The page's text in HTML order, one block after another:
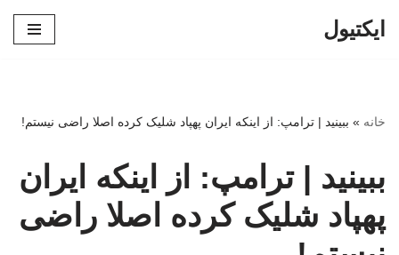
ایکتیول
خانه » ببینید | ترامپ: از اینکه ایران پهپاد شلیک کرده اصلا راضی نیستم!
ببینید | ترامپ: از اینکه ایران
پهپاد شلیک کرده اصلا راضی